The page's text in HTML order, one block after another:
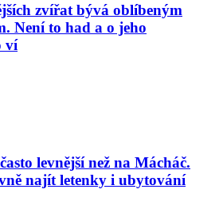
zvířat bývá oblíbeným
Není to had a o jeho
ví
levnější než na Mácháč.
najít letenky i ubytování